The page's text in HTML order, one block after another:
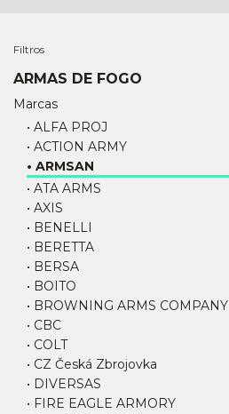
Filtros
ARMAS DE FOGO
Marcas
• ALFA PROJ
• ACTION ARMY
• ARMSAN
• ATA ARMS
• AXIS
• BENELLI
• BERETTA
• BERSA
• BOITO
• BROWNING ARMS COMPANY
• CBC
• COLT
• CZ Česká Zbrojovka
• DIVERSAS
• FIRE EAGLE ARMORY